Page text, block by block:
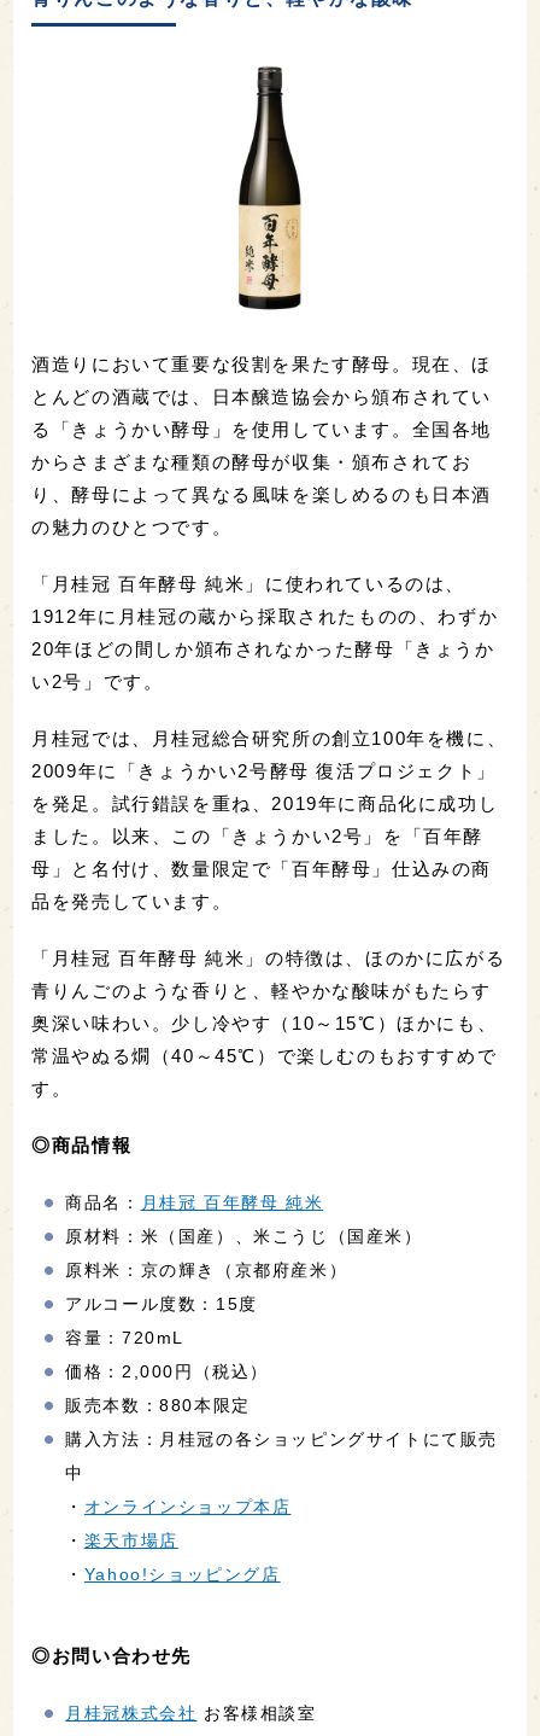
酒造りにおいて重要な役割を果たす酵母。現在、ほ
とんどの酒蔵では、日本醸造協会から頒布されてい
る「きょうかい酵母」を使用しています。全国各地
からさまざまな種類の酵母が収集・頒布されてお
り、酵母によって異なる風味を楽しめるのも日本酒
の魅力のひとつです。
「月桂冠 百年酵母 純米」に使われているのは、
1912年に月桂冠の蔵から採取されたものの、わずか
20年ほどの間しか頒布されなかった酵母「きょうか
い2号」です。
月桂冠では、月桂冠総合研究所の創立100年を機に、
2009年に「きょうかい2号酵母 復活プロジェクト」
を発足。試行錯誤を重ね、2019年に商品化に成功し
ました。以来、この「きょうかい2号」を「百年酵
母」と名付け、数量限定で「百年酵母」仕込みの商
品を発売しています。
「月桂冠 百年酵母 純米」の特徴は、ほのかに広がる
青りんごのような香りと、軽やかな酸味がもたらす
奥深い味わい。少し冷やす（10～15℃）ほかにも、
常温やぬる燗（40～45℃）で楽しむのもおすすめで
す。
◎商品情報
商品名：
月桂冠 百年酵母 純米
原材料：米（国産）、米こうじ（国産米）
原料米：京の輝き（京都府産米）
アルコール度数：15度
容量：720mL
価格：2,000円（税込）
販売本数：880本限定
購入方法：月桂冠の各ショッピングサイトにて販売
中
・ オンラインショップ本店
・ 楽天市場店
・ Yahoo!ショッピング店
◎お問い合わせ先
月桂冠株式会社 お客様相談室